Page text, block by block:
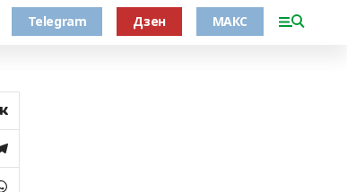
Telegram Дзен МАКС